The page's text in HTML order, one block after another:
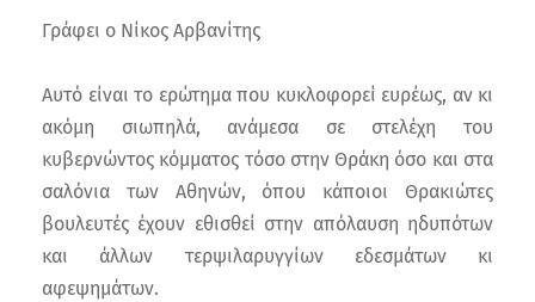
Γράφει ο Νίκος Αρβανίτης
Αυτό είναι το ερώτημα που κυκλοφορεί ευρέως, αν κι
ακόμη σιωπηλά, ανάμεσα σε στελέχη του
κυβερνώντος κόμματος τόσο στην Θράκη όσο και στα
σαλόνια των Αθηνών, όπου κάποιοι Θρακιώτες
βουλευτές έχουν εθισθεί στην απόλαυση ηδυπότων
και άλλων τερψιλαρυγγίων εδεσμάτων κι
αφεψημάτων.